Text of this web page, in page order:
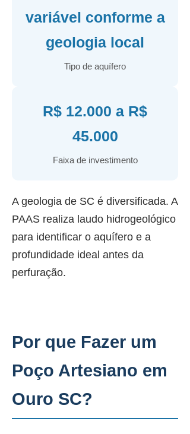
variável conforme a
geologia local
Tipo de aquífero
R$ 12.000 a R$
45.000
Faixa de investimento
A geologia de SC é diversificada. A
PAAS realiza laudo hidrogeológico
para identificar o aquífero e a
profundidade ideal antes da
perfuração.
Por que Fazer um
Poço Artesiano em
Ouro SC?